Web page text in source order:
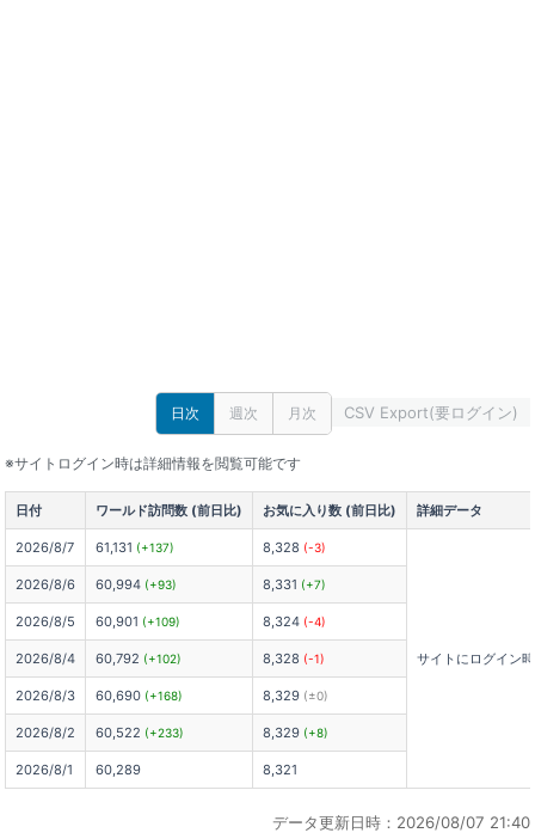
日次 週次 月次 CSV Export(要ログイン)
※サイトログイン時は詳細情報を閲覧可能です
日付 ワールド訪問数 (前日比) お気に入り数 (前日比) 詳細データ
2026/8/7 61,131 (+137) 8,328 (-3)
サイトにログイン
2026/8/6 60,994 (+93) 8,331 (+7)
2026/8/5 60,901 (+109) 8,324 (-4)
2026/8/4 60,792 (+102) 8,328 (-1)
2026/8/3 60,690 (+168) 8,329 (±0)
2026/8/2 60,522 (+233) 8,329 (+8)
2026/8/1 60,289 8,321
データ更新日時：2026/08/07 21:40